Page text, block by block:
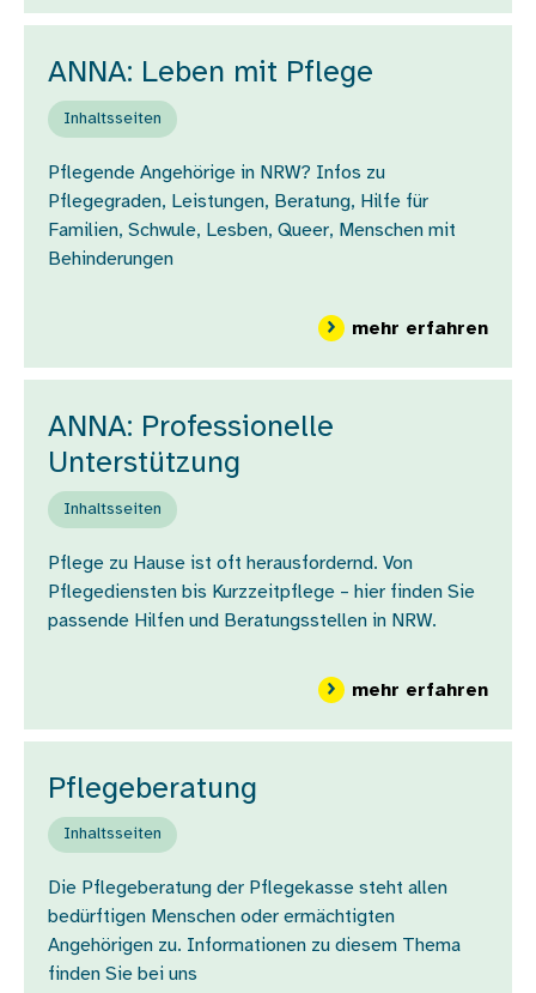
ANNA: Leben mit Pflege
Inhaltsseiten
Pflegende Angehörige in NRW? Infos zu
Pflegegraden, Leistungen, Beratung, Hilfe für
Familien, Schwule, Lesben, Queer, Menschen mit
Behinderungen
mehr erfahrenüber
ANNA: Professionelle
Unterstützung
Inhaltsseiten
Pflege zu Hause ist oft herausfordernd. Von
Pflegediensten bis Kurzzeitpflege – hier finden Sie
passende Hilfen und Beratungsstellen in NRW.
mehr erfahrenüber
Pflegeberatung
Inhaltsseiten
Die Pflegeberatung der Pflegekasse steht allen
bedürftigen Menschen oder ermächtigten
Angehörigen zu. Informationen zu diesem Thema
finden Sie bei uns